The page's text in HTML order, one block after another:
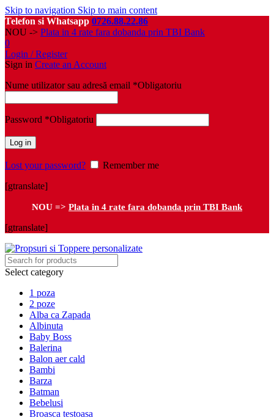
Skip to navigation Skip to main content
Telefon si Whatsapp 0726.88.22.86
NOU -> Plata in 4 rate fara dobanda prin TBI Bank
0
Login / Register
Sign in Create an Account
Nume utilizator sau adresă email *Obligatoriu
Password *Obligatoriu
Log in
Lost your password?
Remember me
[gtranslate]
NOU => Plata in 4 rate fara dobanda prin TBI Bank
[gtranslate]
Select category
1 poza
2 poze
Alba ca Zapada
Albinuta
Baby Boss
Balerina
Balon aer cald
Bambi
Barza
Batman
Bebelusi
Broasca testoasa